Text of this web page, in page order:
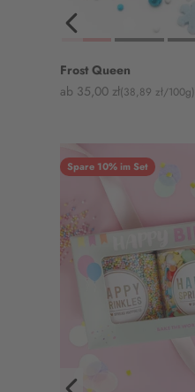
Frost Queen
Angebot
ab 35,00 zł(38,89 zł/100g)
Spare 10% im Set